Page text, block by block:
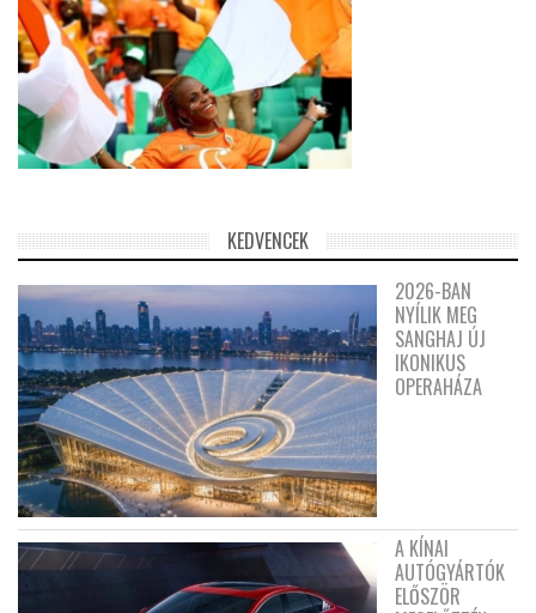
KEDVENCEK
2026-BAN
NYÍLIK MEG
SANGHAJ ÚJ
IKONIKUS
OPERAHÁZA
A KÍNAI
AUTÓGYÁRTÓK
ELŐSZÖR